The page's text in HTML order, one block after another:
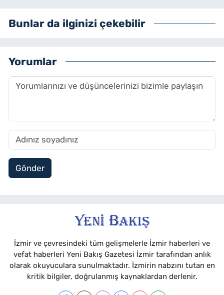
Bunlar da ilginizi çekebilir
Yorumlar
Gönder
İzmir ve çevresindeki tüm gelişmelerle İzmir haberleri ve
vefat haberleri Yeni Bakış Gazetesi İzmir tarafından anlık
olarak okuyuculara sunulmaktadır. İzmirin nabzını tutan en
kritik bilgiler, doğrulanmış kaynaklardan derlenir.